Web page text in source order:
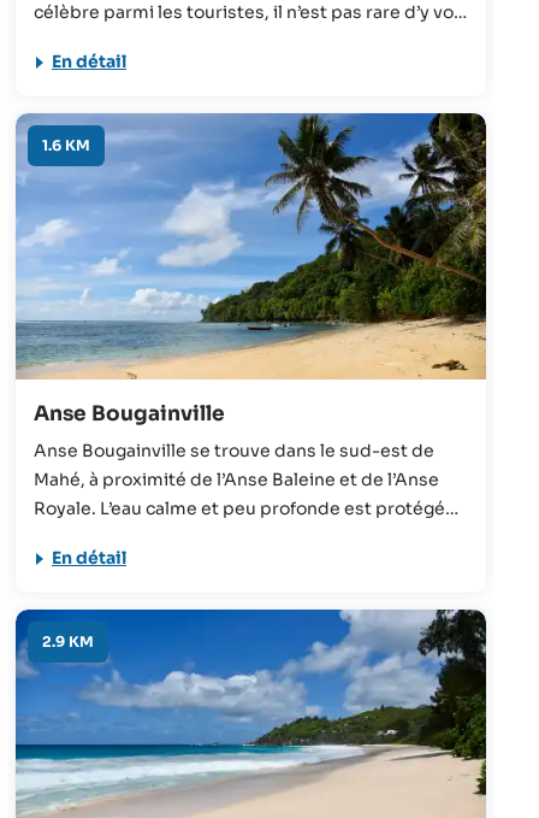
célèbre parmi les touristes, il n’est pas rare d’y voir
retrouvent pour un pique-nique ou pour boire
En détail
1.6 KM
Anse Bougainville
Anse Bougainville se trouve dans le sud-est de
Mahé, à proximité de l’Anse Baleine et de l’Anse
Royale. L’eau calme et peu profonde est protégée
nageurs non-confirmés et aux enfants. La plage
restaurants.
En détail
2.9 KM